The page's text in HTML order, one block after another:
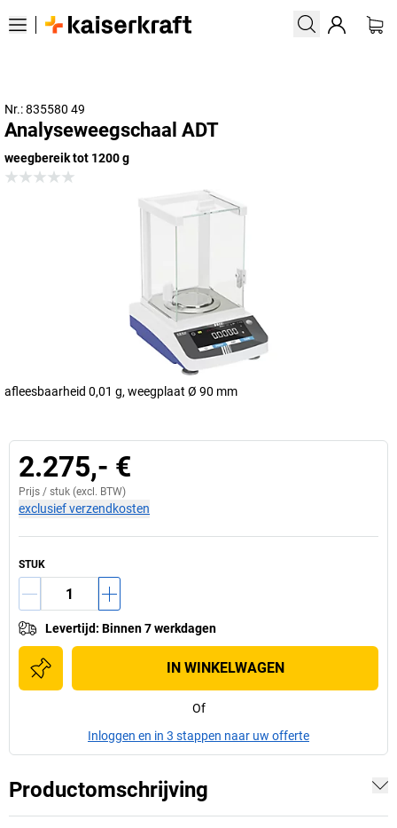
Nr.: 835580 49
Analyseweegschaal ADT
weegbereik tot 1200 g
afleesbaarheid 0,01 g, weegplaat Ø 90 mm
2.275,- €
Prijs / stuk (excl. BTW)
exclusief verzendkosten
STUK
Levertijd: Binnen 7 werkdagen
IN WINKELWAGEN
Of
Inloggen en in 3 stappen naar uw offerte
Productomschrijving